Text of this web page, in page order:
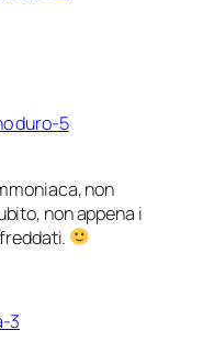
non
non appena i